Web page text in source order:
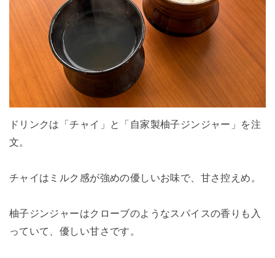
ドリンクは「チャイ」と「自家製柚子ジンジャー」を注
文。
チャイはミルク感が強めの優しいお味で、甘さ控えめ。
柚子ジンジャーはクローブのようなスパイスの香りも入
っていて、優しい甘さです。